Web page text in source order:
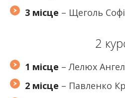
3 місце – Щеголь
2
1 місце – Лелюх
2 місце – Павленко